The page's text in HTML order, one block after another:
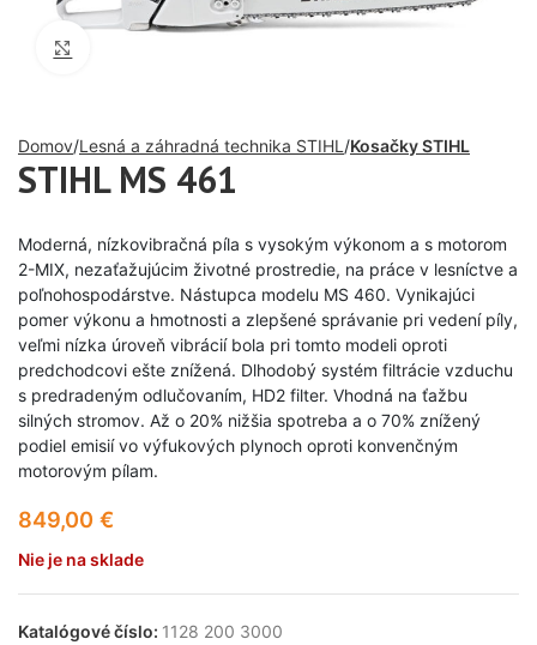
Domov Lesná a záhradná technika STIHL Kosačky STIHL
STIHL MS 461
Moderná, nízkovibračná píla s vysokým výkonom a s motorom
2-MIX, nezaťažujúcim životné prostredie, na práce v lesníctve a
poľnohospodárstve. Nástupca modelu MS 460. Vynikajúci
pomer výkonu a hmotnosti a zlepšené správanie pri vedení píly,
veľmi nízka úroveň vibrácií bola pri tomto modeli oproti
predchodcovi ešte znížená. Dlhodobý systém filtrácie vzduchu
s predradeným odlučovaním, HD2 filter. Vhodná na ťažbu
silných stromov. Až o 20% nižšia spotreba a o 70% znížený
podiel emisií vo výfukových plynoch oproti konvenčným
motorovým pílam.
849,00 €
Nie je na sklade
Katalógové číslo: 1128 200 3000